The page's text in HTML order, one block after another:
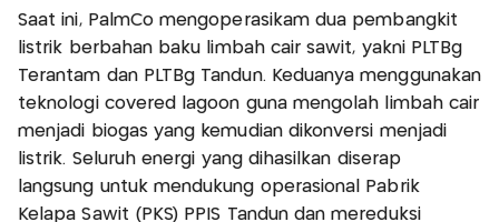
Saat ini, PalmCo mengoperasikam dua pembangkit
listrik berbahan baku limbah cair sawit, yakni PLTBg
Terantam dan PLTBg Tandun. Keduanya menggunakan
teknologi covered lagoon guna mengolah limbah cair
menjadi biogas yang kemudian dikonversi menjadi
listrik. Seluruh energi yang dihasilkan diserap
langsung untuk mendukung operasional Pabrik
Kelapa Sawit (PKS) PPIS Tandun dan mereduksi